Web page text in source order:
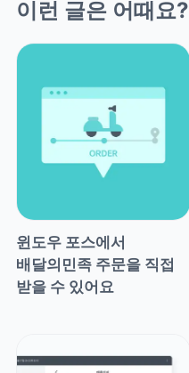
이런 글은 어때요?
윈도우 포스에서
배달의민족 주문을 직접
받을 수 있어요